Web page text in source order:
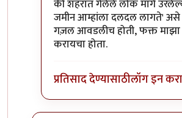
की शहरात गेलेले लोक मागे
जमीन आम्हांला दलदल लागते' असे
गज़ल आवडलीच होती, फक्त
करायचा होता.
प्रतिसाद देण्यासाठीलॉग इन करा